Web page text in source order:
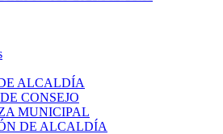
ALCALDÍA
CONSEJO
MUNICIPAL
DE ALCALDÍA